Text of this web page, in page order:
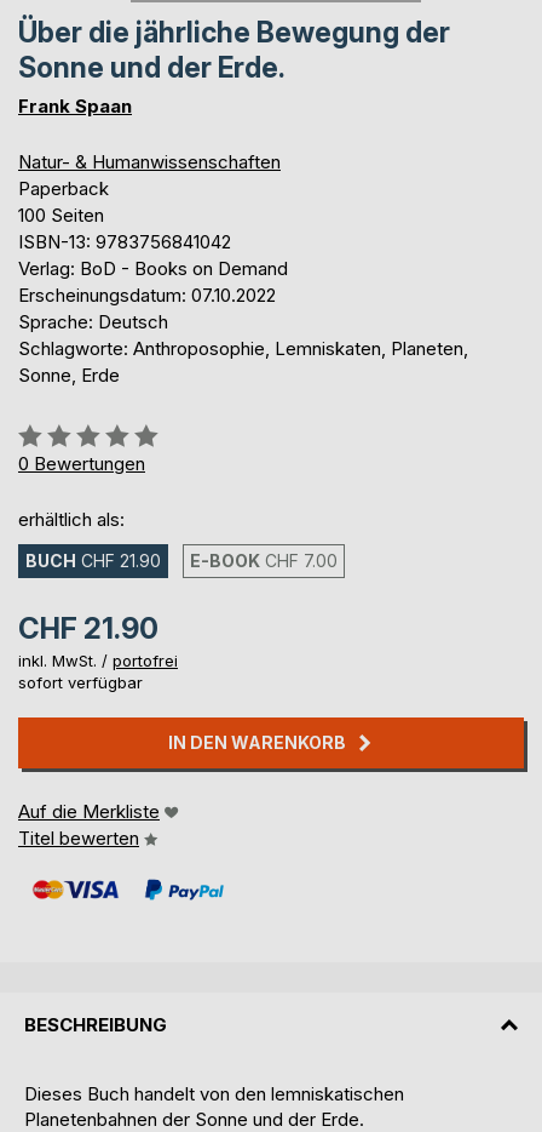
Über die jährliche Bewegung der
Sonne und der Erde.
Frank Spaan
Natur- & Humanwissenschaften
Paperback
100 Seiten
ISBN-13: 9783756841042
Verlag: BoD - Books on Demand
Erscheinungsdatum: 07.10.2022
Sprache: Deutsch
Schlagworte: Anthroposophie, Lemniskaten, Planeten,
Sonne, Erde
Bewertung::
0%
0 Bewertungen
erhältlich als:
BUCH CHF 21.90 E-BOOK CHF 7.00
CHF 21.90
inkl. MwSt. / portofrei
sofort verfügbar
IN DEN WARENKORB
Auf die Merkliste
Titel bewerten
BESCHREIBUNG
Dieses Buch handelt von den lemniskatischen
Planetenbahnen der Sonne und der Erde.